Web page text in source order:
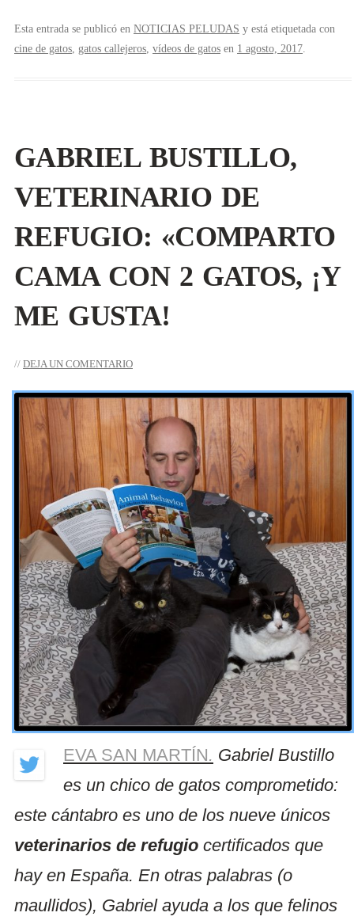
Esta entrada se publicó en NOTICIAS PELUDAS y está etiquetada con
cine de gatos gatos callejeros vídeos de gatos en 1 agosto, 2017
GABRIEL BUSTILLO,
VETERINARIO DE
REFUGIO: «COMPARTO
CAMA CON 2 GATOS, ¡Y
ME GUSTA!
DEJA UN COMENTARIO
EVA SAN MARTÍN. Gabriel Bustillo
es un chico de gatos comprometido:
este cántabro es uno de los nueve únicos
veterinarios de refugio certificados que
hay en España. En otras palabras (o
maullidos), Gabriel ayuda a los que felinos